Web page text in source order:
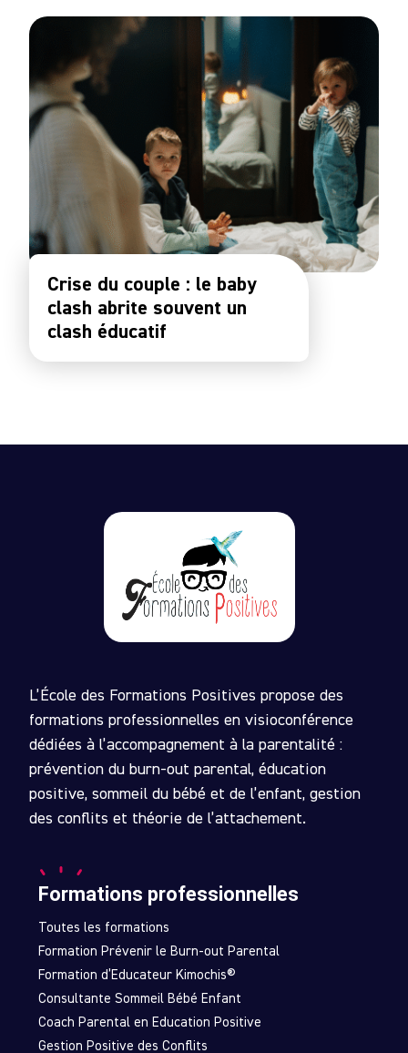
Crise du couple : le baby
clash abrite souvent un
clash éducatif
L’École des Formations Positives propose des
formations professionnelles en visioconférence
dédiées à l’accompagnement à la parentalité :
prévention du burn-out parental, éducation
positive, sommeil du bébé et de l’enfant, gestion
des conflits et théorie de l’attachement.
Formations professionnelles
Toutes les formations
Formation Prévenir le Burn-out Parental
Formation d’Educateur Kimochis®
Consultante Sommeil Bébé Enfant
Coach Parental en Education Positive
Gestion Positive des Conflits